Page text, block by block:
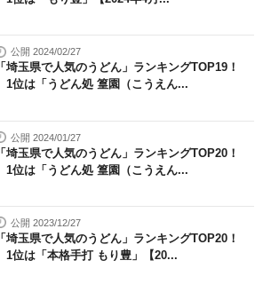
公開 2024/02/27
「埼玉県で人気のうどん」ランキングTOP19！
1位は「うどん処 篁園（こうえん...
公開 2024/01/27
「埼玉県で人気のうどん」ランキングTOP20！
1位は「うどん処 篁園（こうえん...
公開 2023/12/27
「埼玉県で人気のうどん」ランキングTOP20！
1位は「本格手打 もり豊」【20...